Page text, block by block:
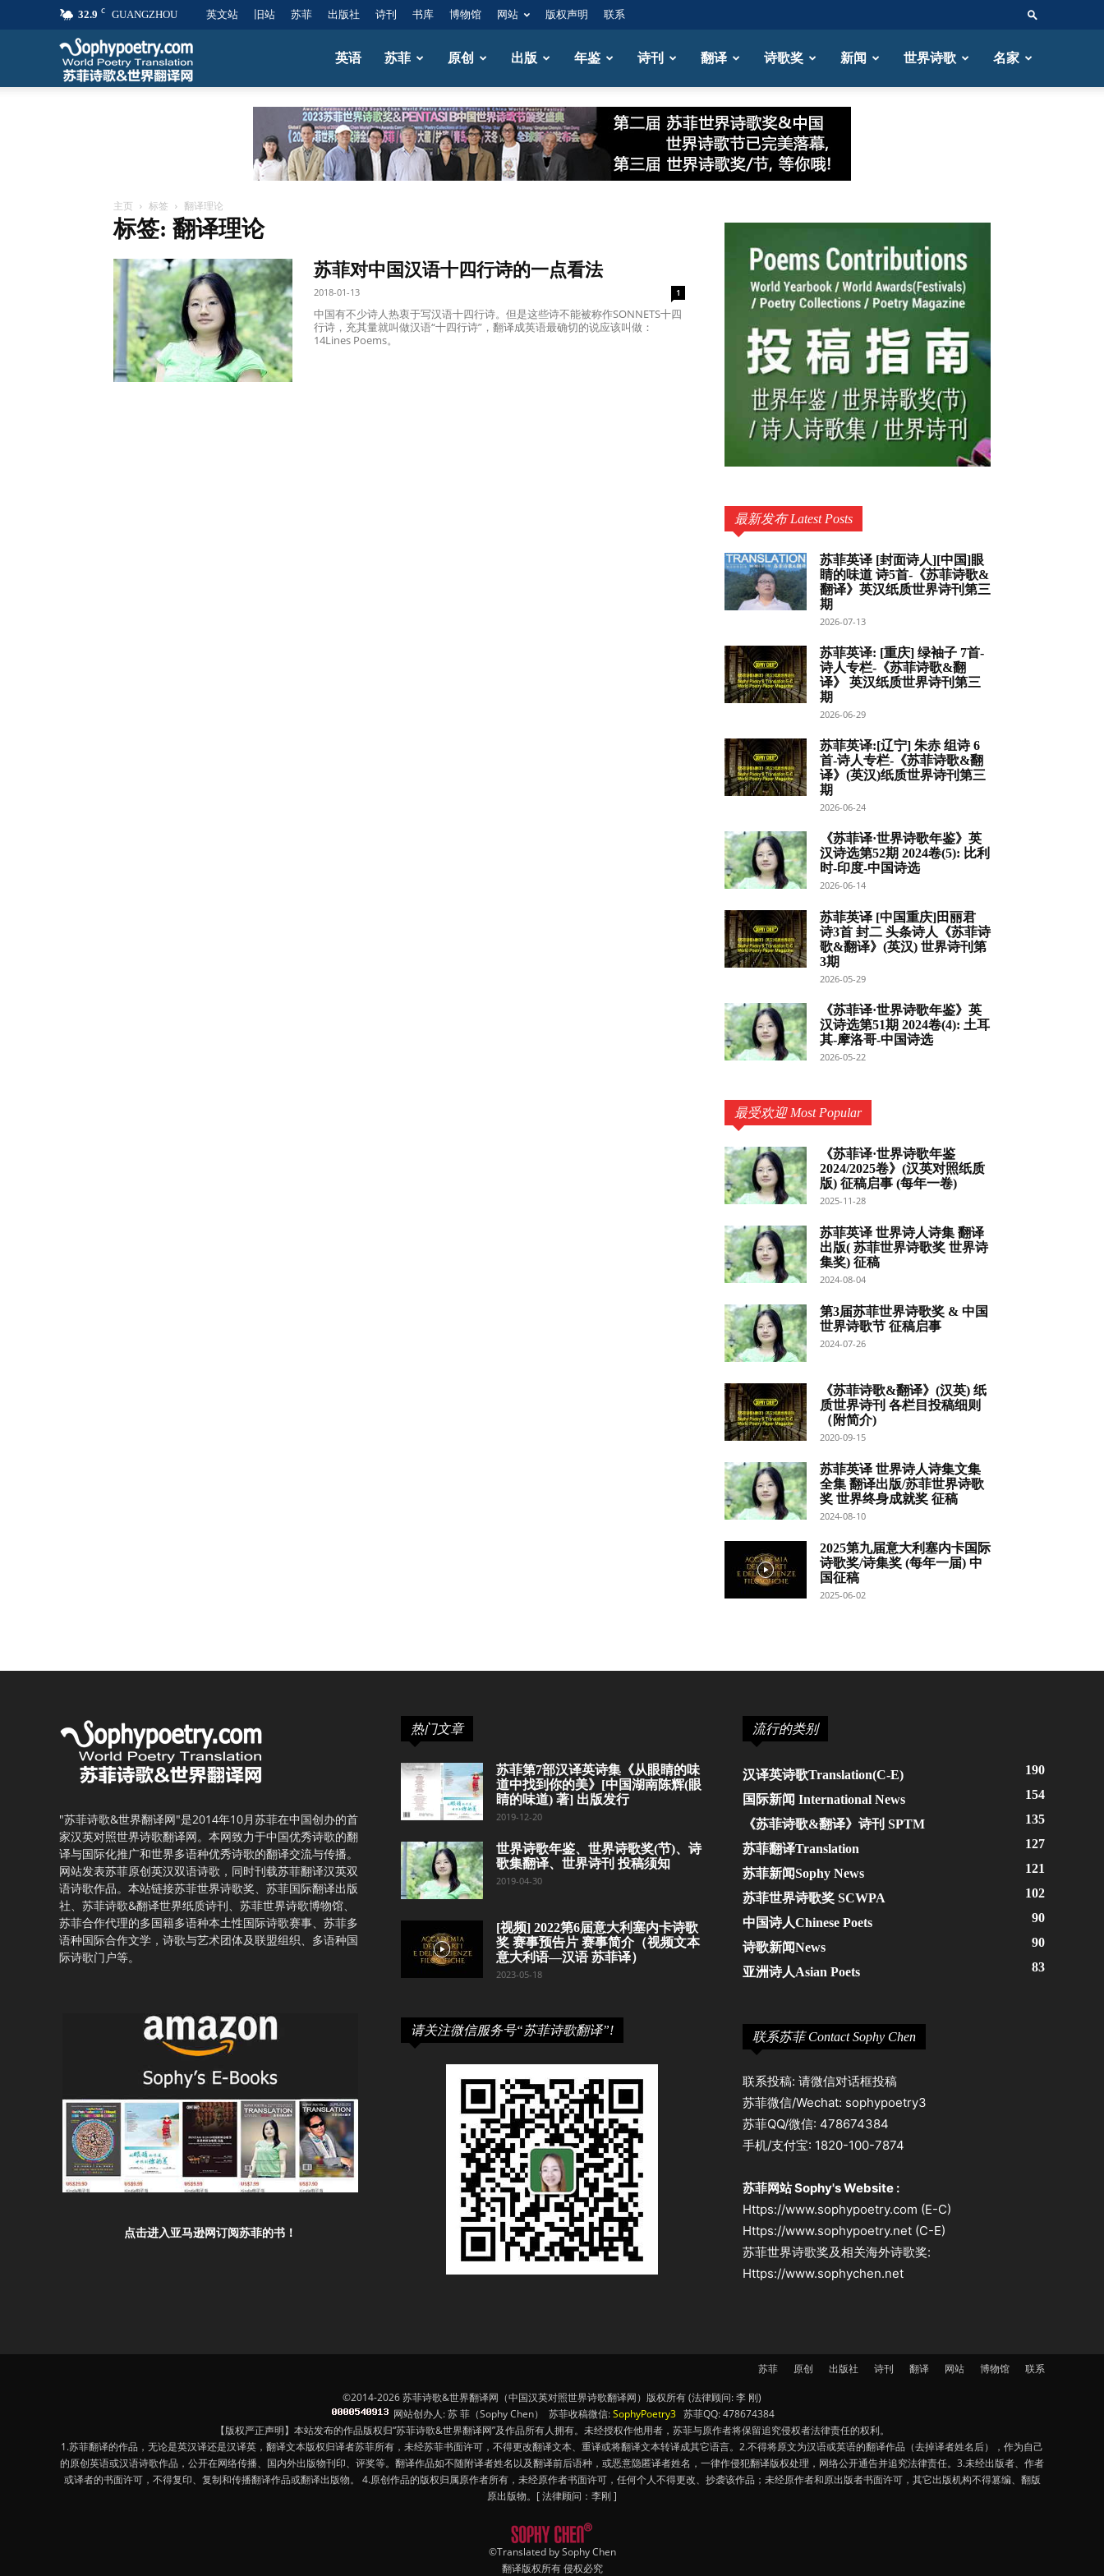
32.9 C GUANGZHOU 英文站 旧站 苏菲 出版社 诗刊 书库 博物馆 网站 版权声明 联系
歌
&
世
英语 苏菲 原创 出版 年鉴 诗刊 翻译 诗歌奖 新闻 世界诗歌 名家
主页 标签 翻译理论
标签: 翻译理论
苏菲对中国汉语十四行诗的一点看法
2018-01-13 1
中国有不少诗人热衷于写汉语十四行诗。但是这些诗不能被称作SONNETS十四
行诗，充其量就叫做汉语“十四行诗”，翻译成英语最确切的说应该叫做：
14Lines Poems。
最新发布 Latest Posts
苏菲英译 [封面诗人][中国]眼
睛的味道 诗5首-《苏菲诗歌&
翻译》英汉纸质世界诗刊第三
期
2026-07-13
苏菲英译: [重庆] 绿袖子 7首-
诗人专栏-《苏菲诗歌&翻
译》 英汉纸质世界诗刊第三
期
2026-06-29
苏菲英译:[辽宁] 朱赤 组诗 6
首-诗人专栏-《苏菲诗歌&翻
译》(英汉)纸质世界诗刊第三
期
2026-06-24
《苏菲译·世界诗歌年鉴》英
汉诗选第52期 2024卷(5): 比利
时-印度-中国诗选
2026-06-14
苏菲英译 [中国重庆]田丽君
诗3首 封二 头条诗人《苏菲诗
歌&翻译》(英汉) 世界诗刊第
3期
2026-05-29
《苏菲译·世界诗歌年鉴》英
汉诗选第51期 2024卷(4): 土耳
其-摩洛哥-中国诗选
2026-05-22
最受欢迎 Most Popular
《苏菲译·世界诗歌年鉴
2024/2025卷》(汉英对照纸质
版) 征稿启事 (每年一卷)
2025-11-28
苏菲英译 世界诗人诗集 翻译
出版( 苏菲世界诗歌奖 世界诗
集奖) 征稿
2024-08-04
第3届苏菲世界诗歌奖 & 中国
世界诗歌节 征稿启事
2024-07-26
《苏菲诗歌&翻译》(汉英) 纸
质世界诗刊 各栏目投稿细则
（附简介)
2020-09-15
苏菲英译 世界诗人诗集文集
全集 翻译出版/苏菲世界诗歌
奖 世界终身成就奖 征稿
2024-08-10
2025第九届意大利塞内卡国际
诗歌奖/诗集奖 (每年一届) 中
国征稿
2025-06-02
"苏菲诗歌&世界翻译网"是2014年10月苏菲在中国创办的首
家汉英对照世界诗歌翻译网。本网致力于中国优秀诗歌的翻
译与国际化推广和世界多语种优秀诗歌的翻译交流与传播。
网站发表苏菲原创英汉双语诗歌，同时刊载苏菲翻译汉英双
语诗歌作品。本站链接苏菲世界诗歌奖、苏菲国际翻译出版
社、苏菲诗歌&翻译世界纸质诗刊、苏菲世界诗歌博物馆、
苏菲合作代理的多国籍多语种本土性国际诗歌赛事、苏菲多
语种国际合作文学，诗歌与艺术团体及联盟组织、多语种国
际诗歌门户等。
点击进入亚马逊网订阅苏菲的书！
热门文章
苏菲第7部汉译英诗集《从眼睛的味
道中找到你的美》[中国湖南陈辉(眼
睛的味道) 著] 出版发行
2019-12-20
世界诗歌年鉴、世界诗歌奖(节)、诗
歌集翻译、世界诗刊 投稿须知
2019-04-30
[视频] 2022第6届意大利塞内卡诗歌
奖 赛事预告片 赛事简介（视频文本
意大利语—汉语 苏菲译）
2023-05-18
请关注微信服务号“苏菲诗歌翻译”!
流行的类别
汉译英诗歌Translation(C-E) 190
国际新闻 International News 154
《苏菲诗歌&翻译》诗刊 SPTM 135
苏菲翻译Translation 127
苏菲新闻Sophy News 121
苏菲世界诗歌奖 SCWPA 102
中国诗人Chinese Poets 90
诗歌新闻News 90
亚洲诗人Asian Poets 83
联系苏菲 Contact Sophy Chen
联系投稿: 请微信对话框投稿
苏菲微信/Wechat: sophypoetry3
苏菲QQ/微信: 478674384
手机/支付宝: 1820-100-7874
苏菲网站 Sophy's Website :
Https://www.sophypoetry.com (E-C)
Https://www.sophypoetry.net (C-E)
苏菲世界诗歌奖及相关海外诗歌奖:
Https://www.sophychen.net
苏菲 原创 出版社 诗刊 翻译 网站 博物馆 联系
©2014-2026 苏菲诗歌&世界翻译网（中国汉英对照世界诗歌翻译网）版权所有 (法律顾问: 李 刚)
网站创办人: 苏 菲（Sophy Chen） 苏菲收稿微信:SophyPoetry3苏菲QQ: 478674384
【版权严正声明】本站发布的作品版权归“苏菲诗歌&世界翻译网”及作品所有人拥有。未经授权作他用者，苏菲与原作者将保留追究侵权者法律责任的权利。
1.苏菲翻译的作品，无论是英汉译还是汉译英，翻译文本版权归译者苏菲所有，未经苏菲书面许可，不得更改翻译文本、重译或将翻译文本转译成其它语言。2.不得将原文为汉语或英语的翻译作品（去掉译者姓名后），作为自己
的原创英语或汉语诗歌作品，公开在网络传播、国内外出版物刊印、评奖等。翻译作品如不随附译者姓名以及翻译前后语种，或恶意隐匿译者姓名，一律作侵犯翻译版权处理，网络公开通告并追究法律责任。3.未经出版者、作者
或译者的书面许可，不得复印、复制和传播翻译作品或翻译出版物。 4.原创作品的版权归属原作者所有，未经原作者书面许可，任何个人不得更改、抄袭该作品；未经原作者和原出版者书面许可，其它出版机构不得篡编、翻版
原出版物。[ 法律顾问：李刚 ]
©Translated by Sophy Chen
翻译版权所有 侵权必究